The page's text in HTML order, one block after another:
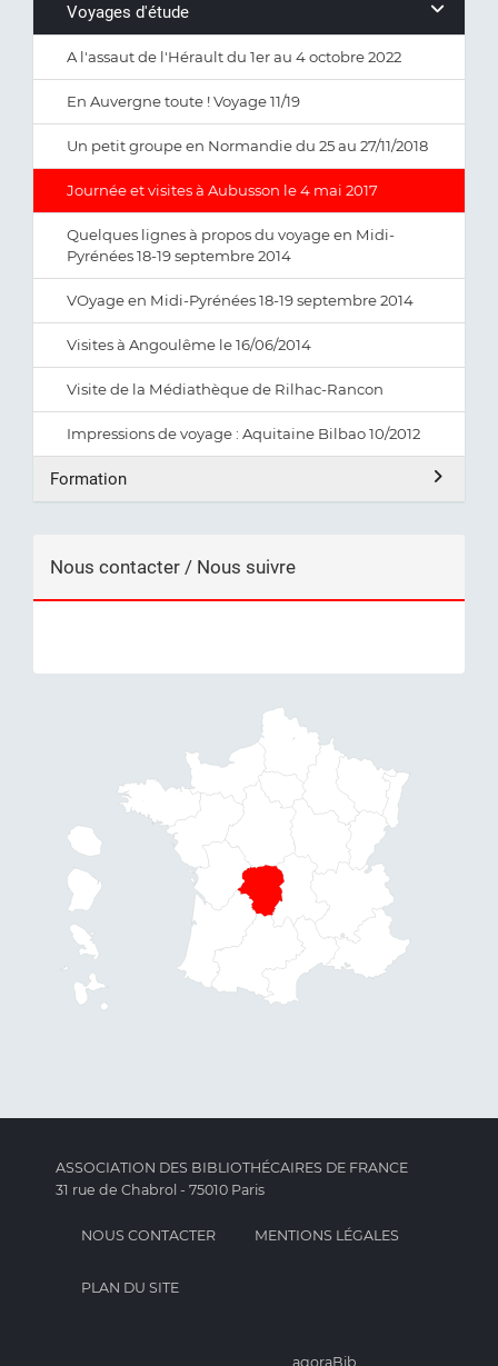
Voyages d'étude
A l'assaut de l'Hérault du 1er au 4 octobre 2022
En Auvergne toute ! Voyage 11/19
Un petit groupe en Normandie du 25 au 27/11/2018
Journée et visites à Aubusson le 4 mai 2017
Quelques lignes à propos du voyage en Midi-
Pyrénées 18-19 septembre 2014
VOyage en Midi-Pyrénées 18-19 septembre 2014
Visites à Angoulême le 16/06/2014
Visite de la Médiathèque de Rilhac-Rancon
Impressions de voyage : Aquitaine Bilbao 10/2012
Formation
Nous contacter / Nous suivre
ASSOCIATION DES BIBLIOTHÉCAIRES DE FRANCE
31 rue de Chabrol - 75010 Paris
NOUS CONTACTER MENTIONS LÉGALES
PLAN DU SITE
agoraBib